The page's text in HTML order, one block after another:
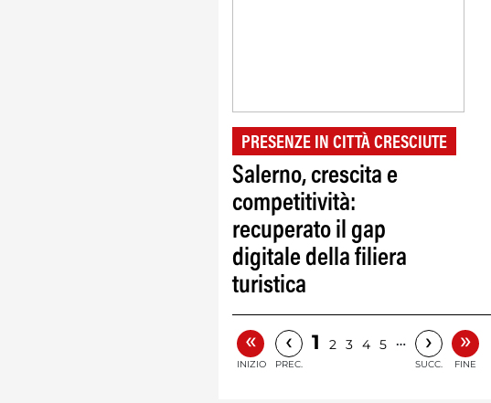
PRESENZE IN CITTÀ CRESCIUTE
Salerno, crescita e
competitività:
recuperato il gap
digitale della filiera
turistica
«
INIZIO
‹
PREC.
1 2 3 4 5 … ›
SUCC.
»
FINE